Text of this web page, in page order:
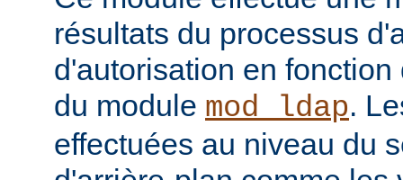
résultats du processus
d'autorisation en
du module mod_ldap.
effectuées au niveau du